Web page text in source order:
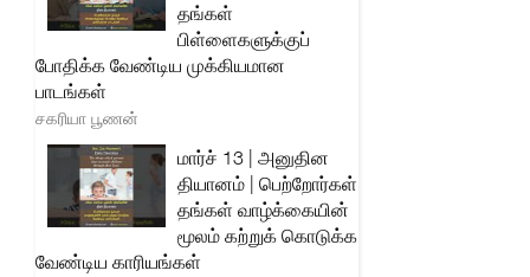
தங்கள்
பிள்ளைகளுக்குப்
போதிக்க வேண்டிய முக்கியமான
பாடங்கள்
சகரியா பூணன்
மார்ச் 13 | அனுதின
தியானம் | பெற்றோர்கள்
தங்கள் வாழ்க்கையின்
மூலம் கற்றுக் கொடுக்க
வேண்டிய காரியங்கள்